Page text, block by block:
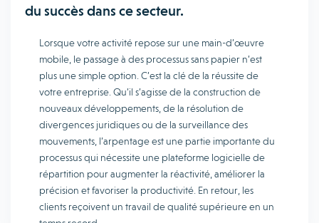
du succès dans ce secteur.
Lorsque votre activité repose sur une main-d’œuvre
mobile, le passage à des processus sans papier n’est
plus une simple option. C’est la clé de la réussite de
votre entreprise. Qu’il s’agisse de la construction de
nouveaux développements, de la résolution de
divergences juridiques ou de la surveillance des
mouvements, l’arpentage est une partie importante du
processus qui nécessite une plateforme logicielle de
répartition pour augmenter la réactivité, améliorer la
précision et favoriser la productivité. En retour, les
clients reçoivent un travail de qualité supérieure en un